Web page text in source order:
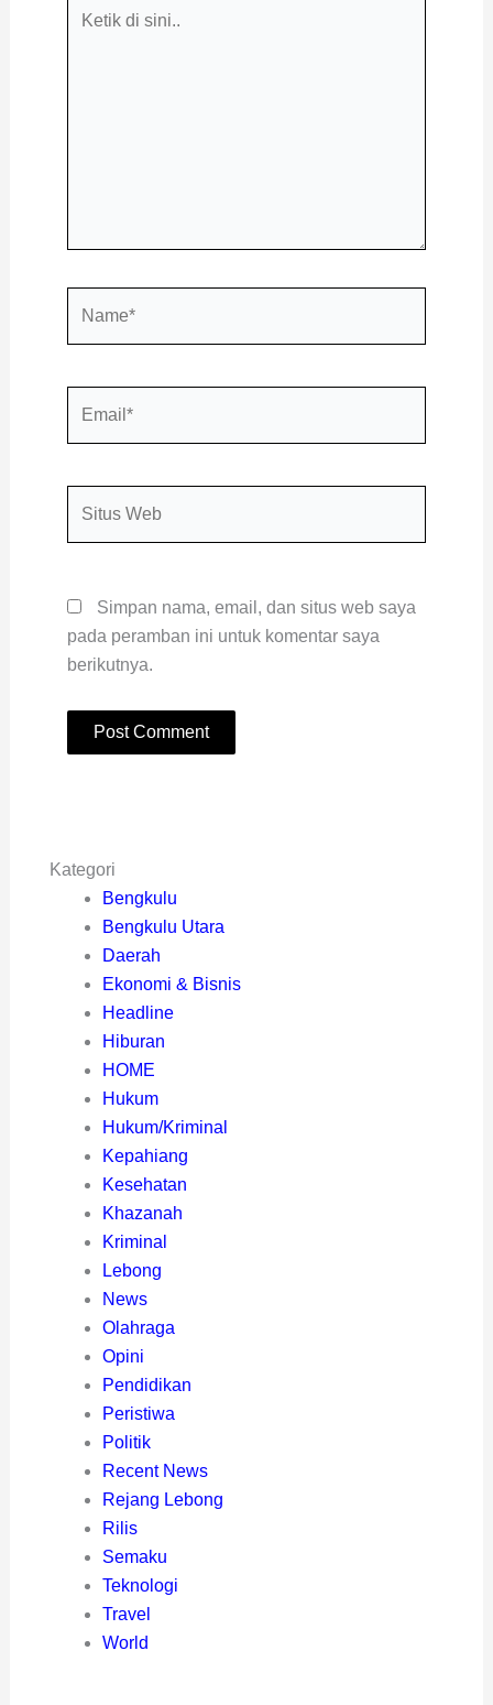
Simpan nama, email, dan situs web saya
pada peramban ini untuk komentar saya
berikutnya.
Kategori
Bengkulu
Bengkulu Utara
Daerah
Ekonomi & Bisnis
Headline
Hiburan
HOME
Hukum
Hukum/Kriminal
Kepahiang
Kesehatan
Khazanah
Kriminal
Lebong
News
Olahraga
Opini
Pendidikan
Peristiwa
Politik
Recent News
Rejang Lebong
Rilis
Semaku
Teknologi
Travel
World